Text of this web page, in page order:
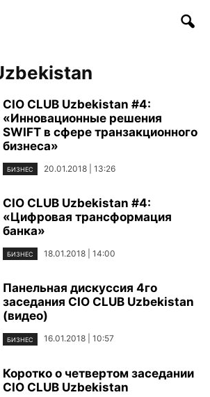
CIO CLUB Uzbekistan #4:
«Инновационные решения
SWIFT в сфере транзакционного
бизнеса»
БИЗНЕС 20.01.2018 | 13:26
CIO CLUB Uzbekistan #4:
«Цифровая трансформация
банка»
БИЗНЕС 18.01.2018 | 14:00
Панельная дискуссия 4го
заседания CIO CLUB Uzbekistan
(видео)
БИЗНЕС 16.01.2018 | 10:57
Коротко о четвертом заседании
CIO CLUB Uzbekistan